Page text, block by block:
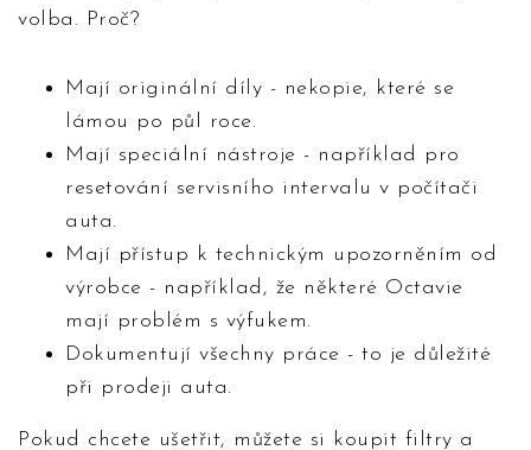
volba. Proč?
Mají originální díly - nekopie, které se
lámou po půl roce.
Mají speciální nástroje - například pro
resetování servisního intervalu v počítači
auta.
Mají přístup k technickým upozorněním od
výrobce - například, že některé Octavie
mají problém s výfukem.
Dokumentují všechny práce - to je důležité
při prodeji auta.
Pokud chcete ušetřit, můžete si koupit filtry a